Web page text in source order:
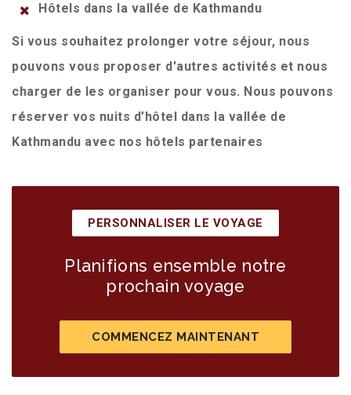
Hôtels dans la vallée de Kathmandu
Si vous souhaitez prolonger votre séjour, nous
pouvons vous proposer d'autres activités et nous
charger de les organiser pour vous. Nous pouvons
réserver vos nuits d’hôtel dans la vallée de
Kathmandu avec nos hôtels partenaires
PERSONNALISER LE VOYAGE
Planifions ensemble notre
prochain voyage
COMMENCEZ MAINTENANT